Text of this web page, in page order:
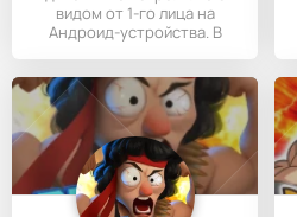
видом от 1-го лица на
Андроид-устройства. В